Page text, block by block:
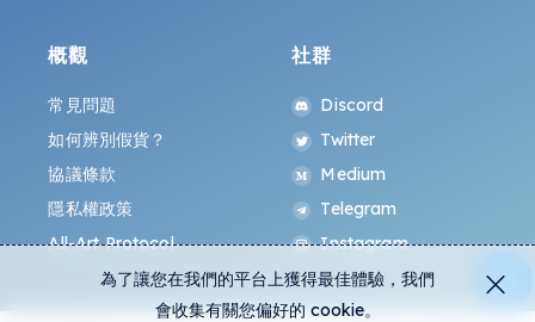
概觀
常見問題
如何辨別假貨？
協議條款
隱私權政策
All-Art Protocol
社群
Discord
Twitter
Medium
Telegram
Instagram
為了讓您在我們的平台上獲得最佳體驗，我們
會收集有關您偏好的 cookie。